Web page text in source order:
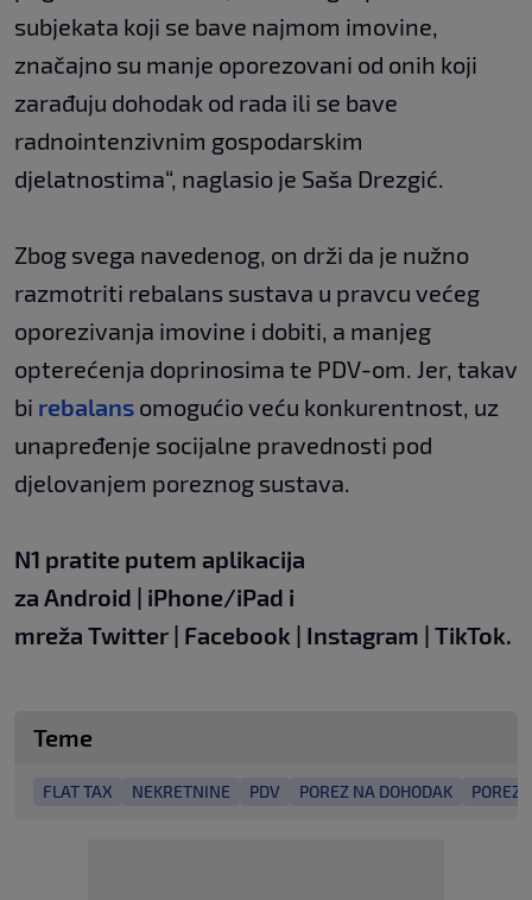
subjekata koji se bave najmom imovine,
značajno su manje oporezovani od onih koji
zarađuju dohodak od rada ili se bave
radnointenzivnim gospodarskim
djelatnostima“, naglasio je Saša Drezgić.
Zbog svega navedenog, on drži da je nužno
razmotriti rebalans sustava u pravcu većeg
oporezivanja imovine i dobiti, a manjeg
opterećenja doprinosima te PDV-om. Jer, takav
bi rebalans omogućio veću konkurentnost, uz
unapređenje socijalne pravednosti pod
djelovanjem poreznog sustava.
N1 pratite putem aplikacija
za Android | iPhone/iPad i
mreža Twitter | Facebook | Instagram | TikTok.
Teme
FLAT TAX NEKRETNINE PDV POREZ NA DOHODAK POREZ